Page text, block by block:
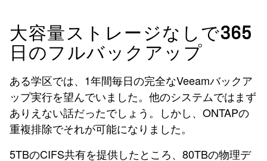
大容量ストレージなしで365
日のフルバックアップ
ある学区では、1年間毎日の完全なVeeamバックア
ップ実行を望んでいました。他のシステムではまず
ありえない話だったでしょう。しかし、ONTAPの
重複排除でそれが可能になりました。
5TBのCIFS共有を提供したところ、80TBの物理デ